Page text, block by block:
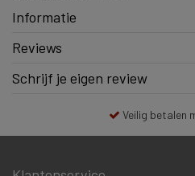
Informatie
Reviews
Schrijf je eigen review
Veilig betalen